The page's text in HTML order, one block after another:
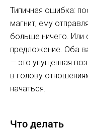
Типичная ошибка:
магнит, ему
больше ничего.
предложение. Оба
— это упущенная
в голову
начаться.
Что делать